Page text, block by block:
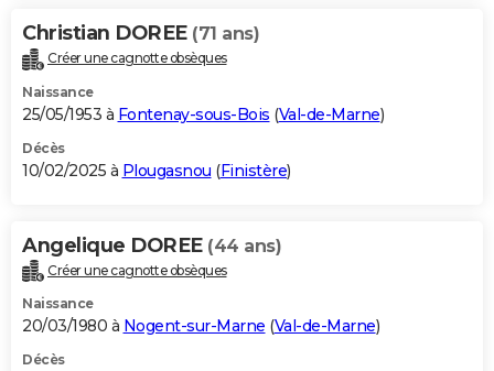
Christian DOREE (71 ans)
Créer une cagnotte obsèques
Naissance
25/05/1953 à Fontenay-sous-Bois (Val-de-Marne)
Décès
10/02/2025 à Plougasnou (Finistère)
Angelique DOREE (44 ans)
Créer une cagnotte obsèques
Naissance
20/03/1980 à Nogent-sur-Marne (Val-de-Marne)
Décès